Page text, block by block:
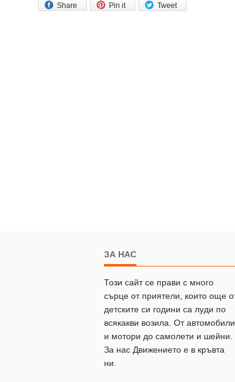
Tweet
Pin it
Share
ЗА НАС
Този сайт се прави с много
сърце от приятели, които още
детските си години са луди по
всякакви возила. От автомобили
и мотори до самолети и шейни.
За нас Движението е в кръвта
ни.